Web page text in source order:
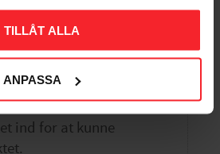
TILLÅT ALLA
ANPASSA